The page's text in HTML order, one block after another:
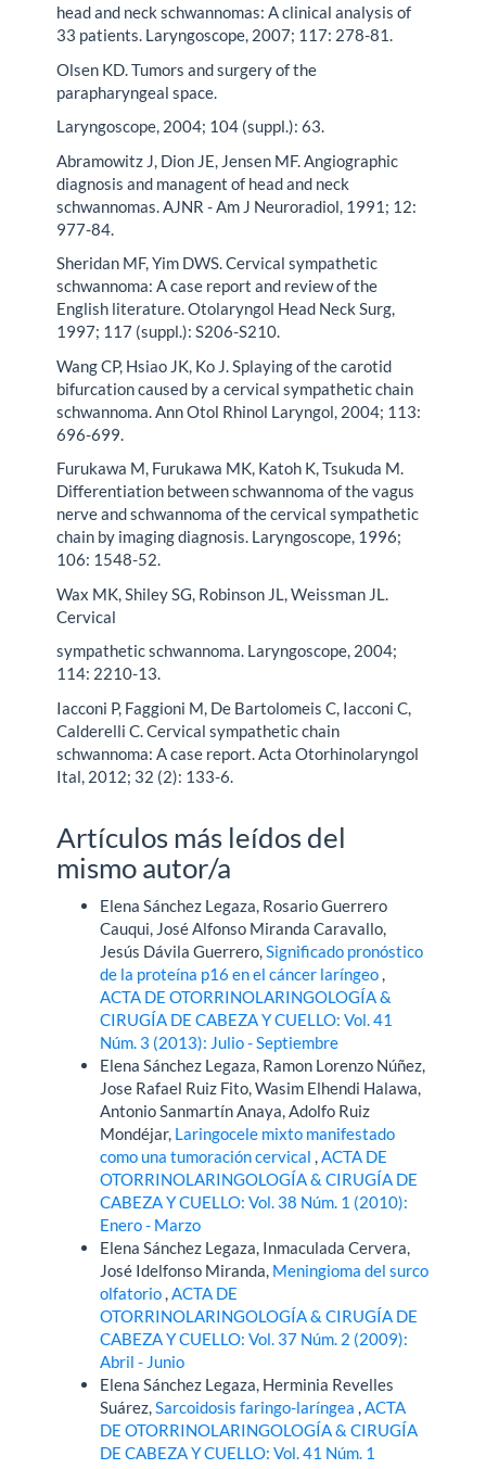
head and neck schwannomas: A clinical analysis of
33 patients. Laryngoscope, 2007; 117: 278-81.
Olsen KD. Tumors and surgery of the
parapharyngeal space.
Laryngoscope, 2004; 104 (suppl.): 63.
Abramowitz J, Dion JE, Jensen MF. Angiographic
diagnosis and managent of head and neck
schwannomas. AJNR - Am J Neuroradiol, 1991; 12:
977-84.
Sheridan MF, Yim DWS. Cervical sympathetic
schwannoma: A case report and review of the
English literature. Otolaryngol Head Neck Surg,
1997; 117 (suppl.): S206-S210.
Wang CP, Hsiao JK, Ko J. Splaying of the carotid
bifurcation caused by a cervical sympathetic chain
schwannoma. Ann Otol Rhinol Laryngol, 2004; 113:
696-699.
Furukawa M, Furukawa MK, Katoh K, Tsukuda M.
Differentiation between schwannoma of the vagus
nerve and schwannoma of the cervical sympathetic
chain by imaging diagnosis. Laryngoscope, 1996;
106: 1548-52.
Wax MK, Shiley SG, Robinson JL, Weissman JL.
Cervical
sympathetic schwannoma. Laryngoscope, 2004;
114: 2210-13.
Iacconi P, Faggioni M, De Bartolomeis C, Iacconi C,
Calderelli C. Cervical sympathetic chain
schwannoma: A case report. Acta Otorhinolaryngol
Ital, 2012; 32 (2): 133-6.
Artículos más leídos del
mismo autor/a
Elena Sánchez Legaza, Rosario Guerrero
Cauqui, José Alfonso Miranda Caravallo,
Jesús Dávila Guerrero,Significado pronóstico
de la proteína p16 en el cáncer laríngeo,
ACTA DE OTORRINOLARINGOLOGÍA &
CIRUGÍA DE CABEZA Y CUELLO: Vol. 41
Núm. 3 (2013): Julio - Septiembre
Elena Sánchez Legaza, Ramon Lorenzo Núñez,
Jose Rafael Ruiz Fito, Wasim Elhendi Halawa,
Antonio Sanmartín Anaya, Adolfo Ruiz
Mondéjar, Laringocele mixto manifestado
como una tumoración cervical,ACTA DE
OTORRINOLARINGOLOGÍA & CIRUGÍA DE
CABEZA Y CUELLO: Vol. 38 Núm. 1 (2010):
Enero - Marzo
Elena Sánchez Legaza, Inmaculada Cervera,
José Idelfonso Miranda, Meningioma del surco
olfatorio,ACTA DE
OTORRINOLARINGOLOGÍA & CIRUGÍA DE
CABEZA Y CUELLO: Vol. 37 Núm. 2 (2009):
Abril - Junio
Elena Sánchez Legaza, Herminia Revelles
Suárez,Sarcoidosis faringo-laríngea,ACTA
DE OTORRINOLARINGOLOGÍA & CIRUGÍA
DE CABEZA Y CUELLO: Vol. 41 Núm. 1